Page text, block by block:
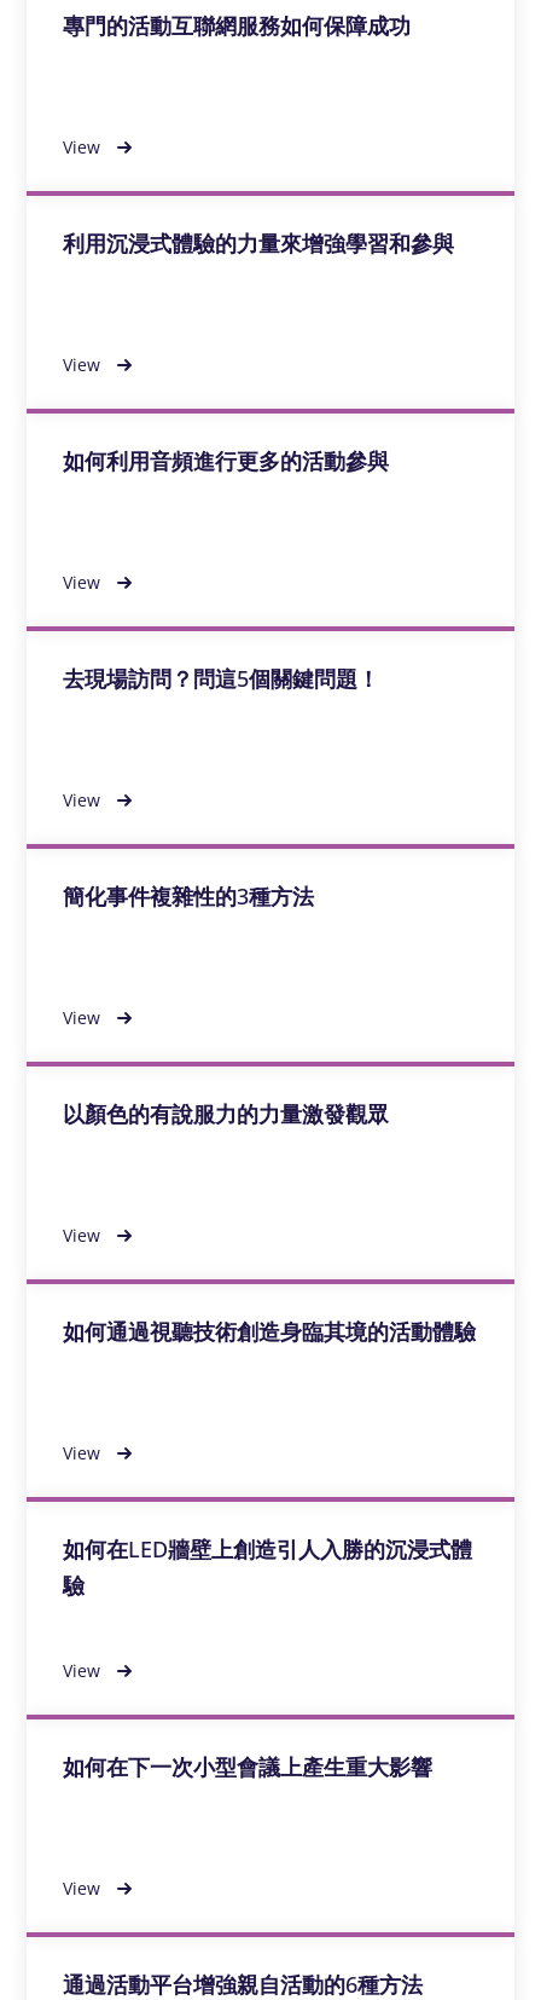
專門的活動互聯網服務如何保障成功
View
利用沉浸式體驗的力量來增強學習和參與
View
如何利用音頻進行更多的活動參與
View
去現場訪問？問這5個關鍵問題！
View
簡化事件複雜性的3種方法
View
以顏色的有說服力的力量激發觀眾
View
如何通過視聽技術創造身臨其境的活動體驗
View
如何在LED牆壁上創造引人入勝的沉浸式體
驗
View
如何在下一次小型會議上產生重大影響
View
通過活動平台增強親自活動的6種方法